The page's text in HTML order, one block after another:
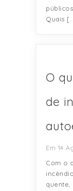
Quais
O
de
Em 14
Com o
quente,